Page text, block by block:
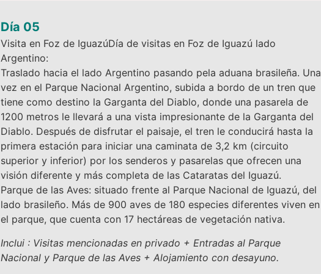
Día 05
Visita en Foz de IguazúDía de visitas en Foz de Iguazú lado
Argentino:
Traslado hacia el lado Argentino pasando pela aduana brasileña. Una
vez en el Parque Nacional Argentino, subida a bordo de un tren que
tiene como destino la Garganta del Diablo, donde una pasarela de
1200 metros le llevará a una vista impresionante de la Garganta del
Diablo. Después de disfrutar el paisaje, el tren le conducirá hasta la
primera estación para iniciar una caminata de 3,2 km (circuito
superior y inferior) por los senderos y pasarelas que ofrecen una
visión diferente y más completa de las Cataratas del Iguazú.
Parque de las Aves: situado frente al Parque Nacional de Iguazú, del
lado brasileño. Más de 900 aves de 180 especies diferentes viven en
el parque, que cuenta con 17 hectáreas de vegetación nativa.
Inclui : Visitas mencionadas en privado + Entradas al Parque
Nacional y Parque de las Aves + Alojamiento con desayuno.